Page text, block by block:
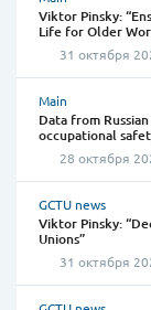
Viktor Pinsky:
Life for Older
31 октября
Main
Data from
occupational
28 октября
GCTU news
Viktor Pinsky:
Unions”
31 октября